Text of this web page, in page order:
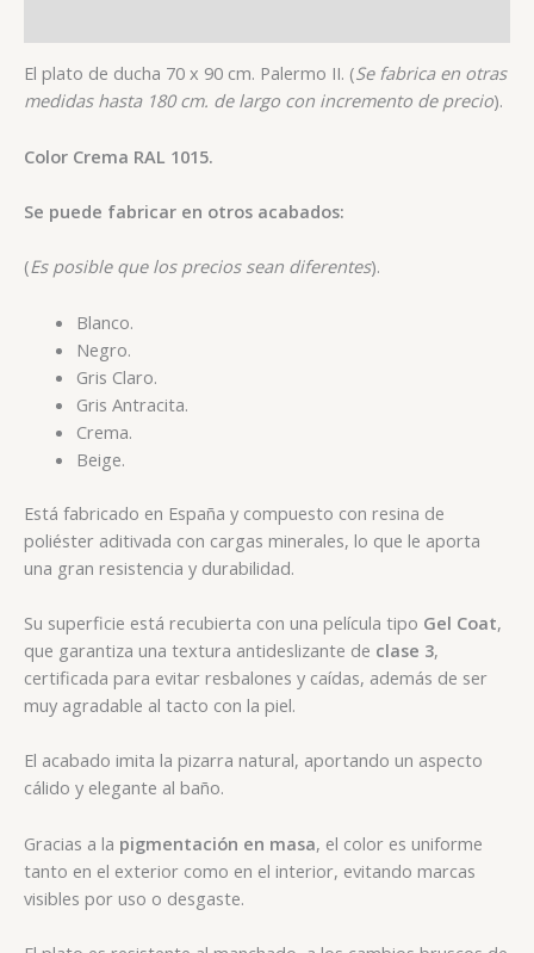
El plato de ducha 70 x 90 cm. Palermo II. (Se fabrica en otras
medidas hasta 180 cm. de largo con incremento de precio).
Color Crema RAL 1015.
Se puede fabricar en otros acabados:
(Es posible que los precios sean diferentes).
Blanco.
Negro.
Gris Claro.
Gris Antracita.
Crema.
Beige.
Está fabricado en España y compuesto con resina de
poliéster aditivada con cargas minerales, lo que le aporta
una gran resistencia y durabilidad.
Su superficie está recubierta con una película tipo Gel Coat,
que garantiza una textura antideslizante de clase 3,
certificada para evitar resbalones y caídas, además de ser
muy agradable al tacto con la piel.
El acabado imita la pizarra natural, aportando un aspecto
cálido y elegante al baño.
Gracias a la pigmentación en masa, el color es uniforme
tanto en el exterior como en el interior, evitando marcas
visibles por uso o desgaste.